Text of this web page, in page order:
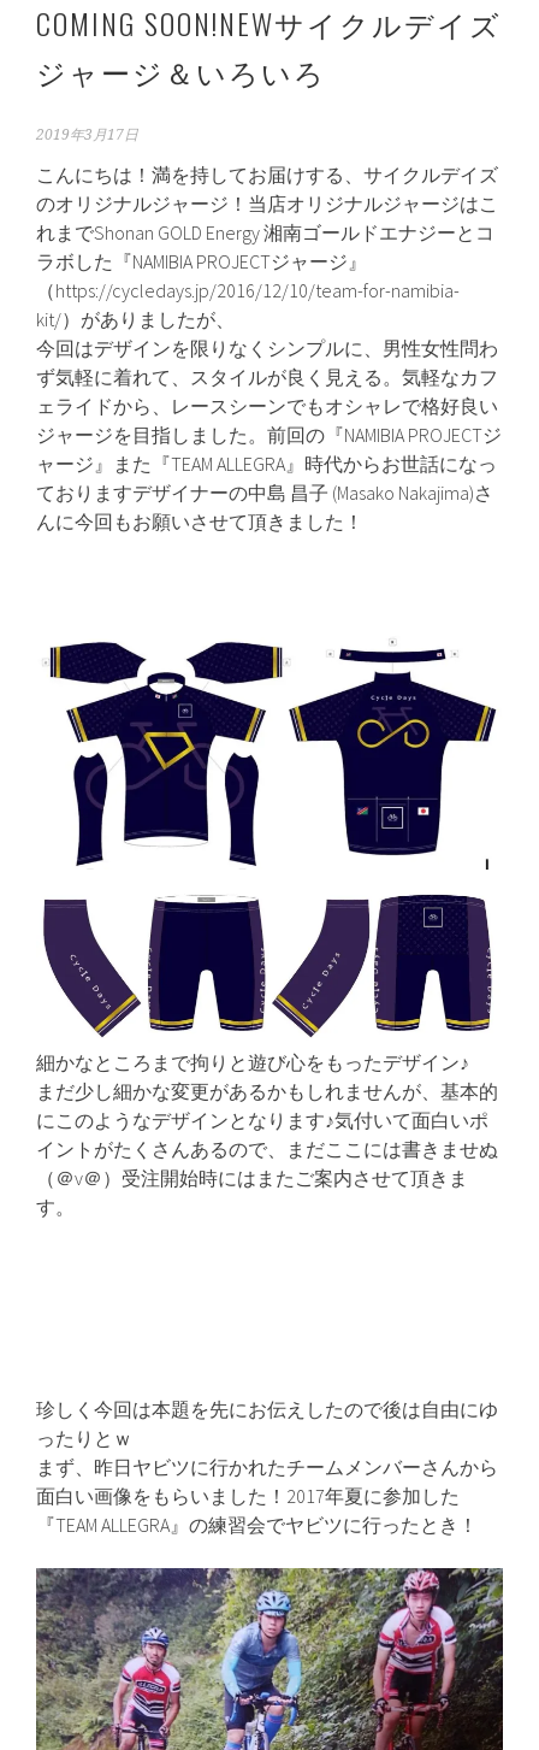
COMING SOON!NEWサイクルデイズ
ジャージ＆いろいろ
2019年3月17日
こんにちは！満を持してお届けする、サイクルデイズ
のオリジナルジャージ！当店オリジナルジャージはこ
れまでShonan GOLD Energy 湘南ゴールドエナジーとコ
ラボした『NAMIBIA PROJECTジャージ』
（https://cycledays.jp/2016/12/10/team-for-namibia-
kit/）がありましたが、
今回はデザインを限りなくシンプルに、男性女性問わ
ず気軽に着れて、スタイルが良く見える。気軽なカフ
ェライドから、レースシーンでもオシャレで格好良い
ジャージを目指しました。前回の『NAMIBIA PROJECTジ
ャージ』また『TEAM ALLEGRA』時代からお世話になっ
ておりますデザイナーの中島 昌子 (Masako Nakajima)さ
んに今回もお願いさせて頂きました！
細かなところまで拘りと遊び心をもったデザイン♪
まだ少し細かな変更があるかもしれませんが、基本的
にこのようなデザインとなります♪気付いて面白いポ
イントがたくさんあるので、まだここには書きませぬ
（＠v＠）受注開始時にはまたご案内させて頂きま
す。
珍しく今回は本題を先にお伝えしたので後は自由にゆ
ったりとｗ
まず、昨日ヤビツに行かれたチームメンバーさんから
面白い画像をもらいました！2017年夏に参加した
『TEAM ALLEGRA』の練習会でヤビツに行ったとき！